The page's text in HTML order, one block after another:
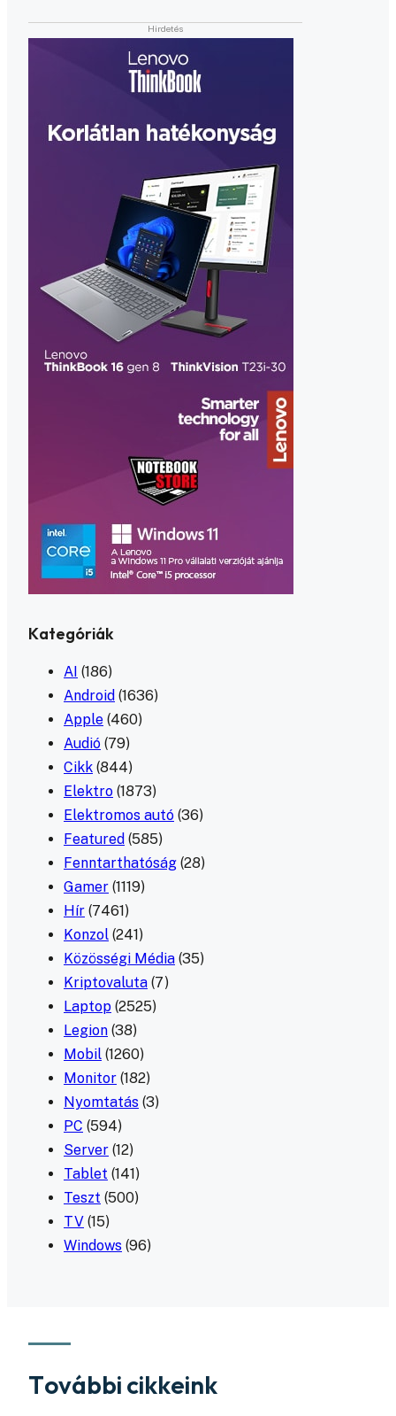
Kategóriák
AI (186)
Android (1636)
Apple (460)
Audió (79)
Cikk (844)
Elektro (1873)
Elektromos autó (36)
Featured (585)
Fenntarthatóság (28)
Gamer (1119)
Hír (7461)
Konzol (241)
Közösségi Média (35)
Kriptovaluta (7)
Laptop (2525)
Legion (38)
Mobil (1260)
Monitor (182)
Nyomtatás (3)
PC (594)
Server (12)
Tablet (141)
Teszt (500)
TV (15)
Windows (96)
További cikkeink